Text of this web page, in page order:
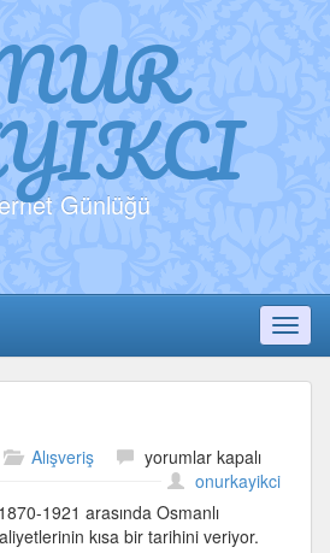
Günlüğü
Alışveriş
Nestlé
yorumlar kapalı
onurkayikci
1921 arasında Osmanlı
kısa bir tarihini veriyor.